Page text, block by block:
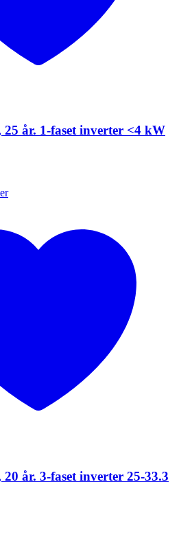
år. 1-faset inverter <4 kW
år. 3-faset inverter 25-33.3